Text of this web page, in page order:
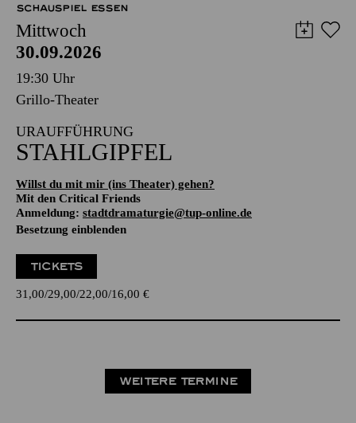
SCHAUSPIEL ESSEN
Mittwoch
30.09.2026
19:30 Uhr
Grillo-Theater
URAUFFÜHRUNG
STAHLGIPFEL
Willst du mit mir (ins Theater) gehen?
Mit den Critical Friends
Anmeldung: stadtdramaturgie@tup-online.de
Besetzung einblenden
TICKETS
31,00 29,00 22,00 16,00 €
WEITERE TERMINE